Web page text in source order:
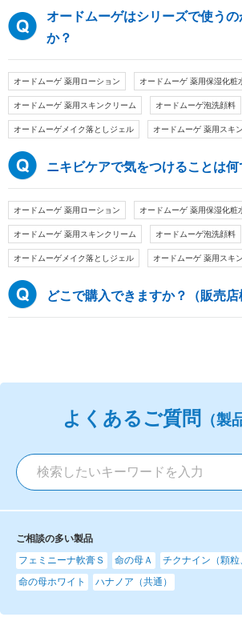
オードムーゲはシリーズで使う
か？
オードムーゲ 薬用ローション オードムーゲ 薬用保湿化粧
オードムーゲ 薬用スキンクリーム オードムーゲ泡洗顔料
オードムーゲメイク落としジェル オードムーゲ 薬用スキ
ニキビケアで気をつけることは何
オードムーゲ 薬用ローション オードムーゲ 薬用保湿化粧
オードムーゲ 薬用スキンクリーム オードムーゲ泡洗顔料
オードムーゲメイク落としジェル オードムーゲ 薬用スキ
どこで購入できますか？（販売店
よくあるご質問 （製
ご相談の多い製品
フェミニーナ軟膏Ｓ
命の母Ａ
チクナイン（顆粒
命の母ホワイト
ハナノア（共通）